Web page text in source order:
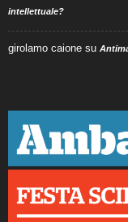
intellettuale?
girolamo caione su